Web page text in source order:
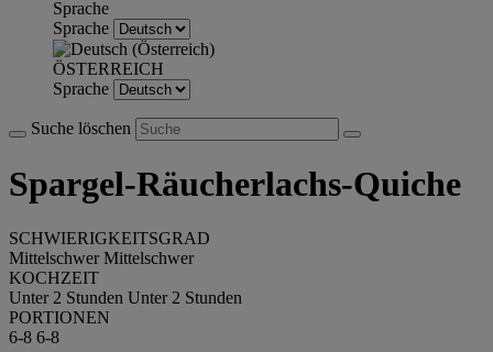
Sprache
Sprache
ÖSTERREICH
Sprache
Suche löschen
Spargel-Räucherlachs-Quiche
SCHWIERIGKEITSGRAD
Mittelschwer Mittelschwer
KOCHZEIT
Unter 2 Stunden Unter 2 Stunden
PORTIONEN
6-8 6-8